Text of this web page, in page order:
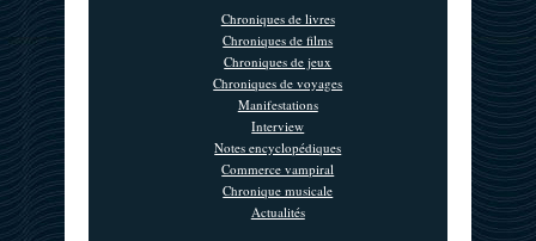
Chroniques de livres
Chroniques de films
Chroniques de jeux
Chroniques de voyages
Manifestations
Interview
Notes encyclopédiques
Commerce vampiral
Chronique musicale
Actualités